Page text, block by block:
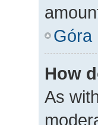
Góra
How
As